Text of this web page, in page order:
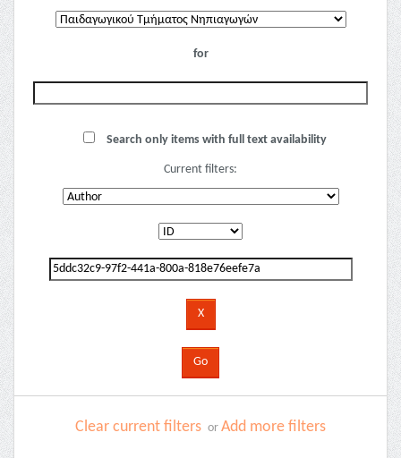
for
Search only items with full text availability
Current filters:
Clear current filters or Add more filters